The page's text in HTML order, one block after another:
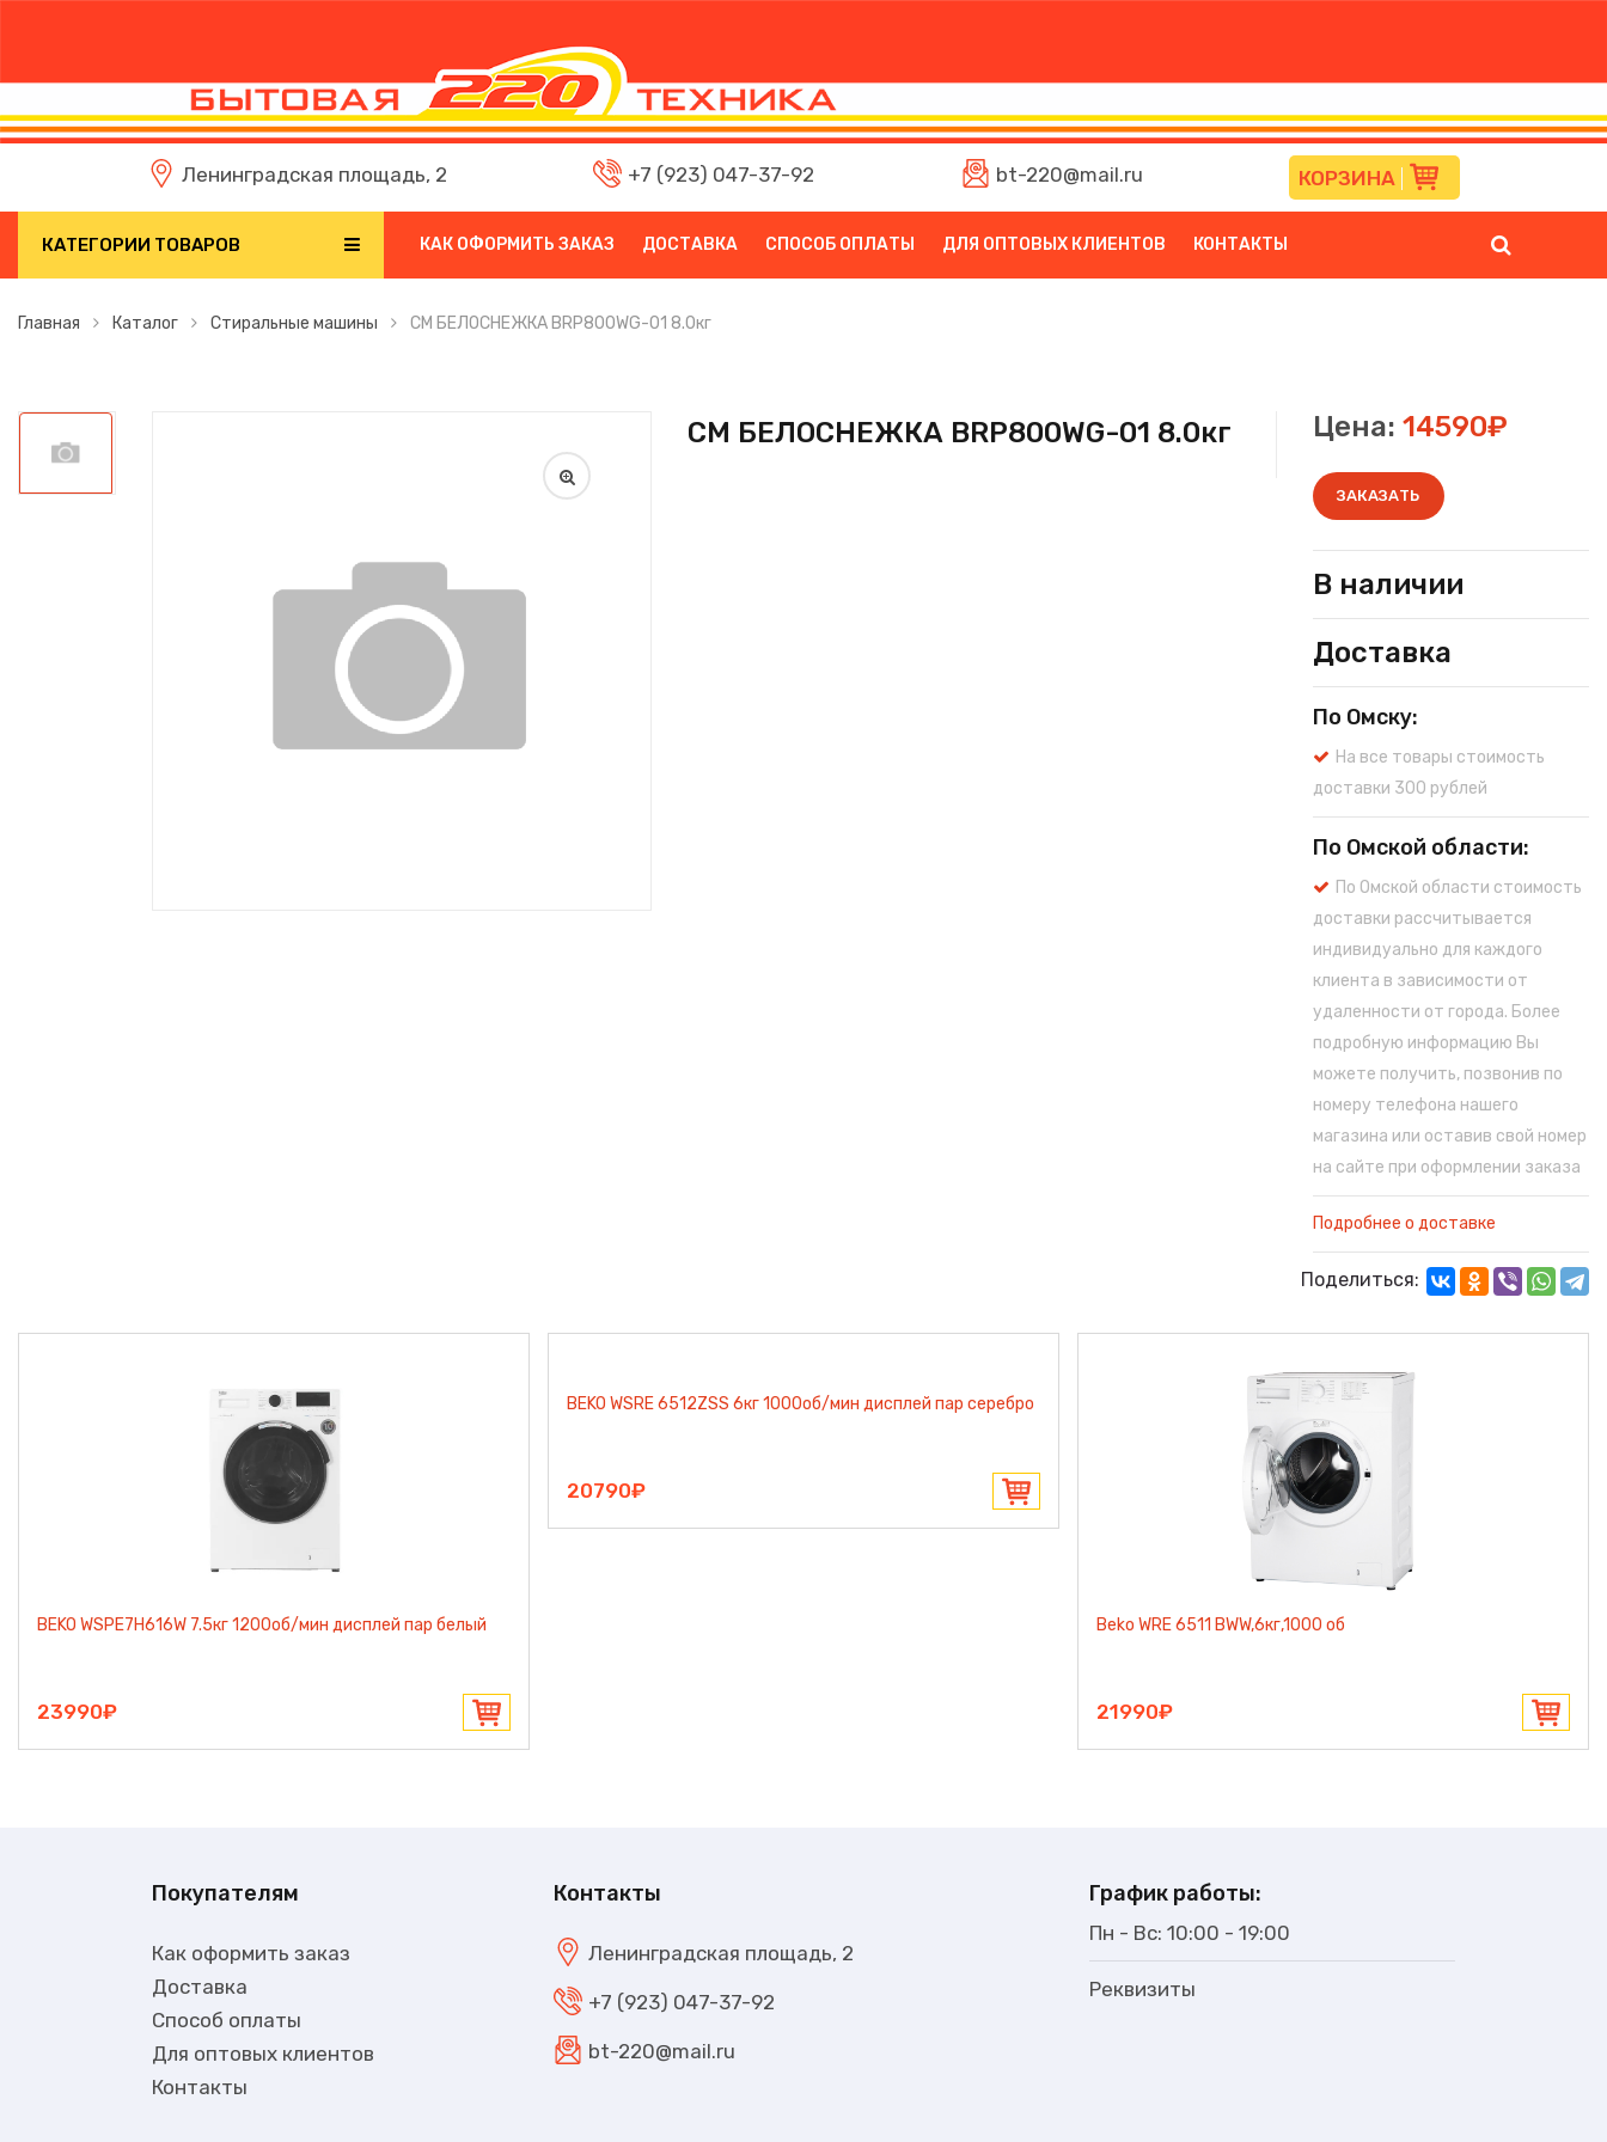
Ленинградская площадь, 2 +7 (923) 047-37-92 bt-220@mail.ru КОРЗИНА
КАТЕГОРИИ ТОВАРОВ КАК ОФОРМИТЬ ЗАКАЗ ДОСТАВКА СПОСОБ ОПЛАТЫ ДЛЯ ОПТОВЫХ КЛИЕНТОВ КОНТАКТЫ
Главная Каталог Стиральные машины СМ БЕЛОСНЕЖКА BRP800WG-01 8.0кг
СМ БЕЛОСНЕЖКА BRP800WG-01 8.0кг Цена: 14590₽
ЗАКАЗАТЬ
В наличии
Доставка
По Омску:
На все товары стоимость
доставки 300 рублей
По Омской области:
По Омской области стоимость
доставки рассчитывается
индивидуально для каждого
клиента в зависимости от
удаленности от города. Более
подробную информацию Вы
можете получить, позвонив по
номеру телефона нашего
магазина или оставив свой номер
на сайте при оформлении заказа
Подробнее о доставке
Поделиться:
BEKO WSPE7H616W 7.5кг 1200об/мин дисплей пар белый
23990₽
BEKO WSRE 6512ZSS 6кг 1000об/мин дисплей пар серебро
20790₽
Beko WRE 6511 BWW,6кг,1000 об
21990₽
Покупателям
Как оформить заказ
Доставка
Способ оплаты
Для оптовых клиентов
Контакты
Контакты
Ленинградская площадь, 2
+7 (923) 047-37-92
bt-220@mail.ru
График работы:
Пн - Вс: 10:00 - 19:00
Реквизиты